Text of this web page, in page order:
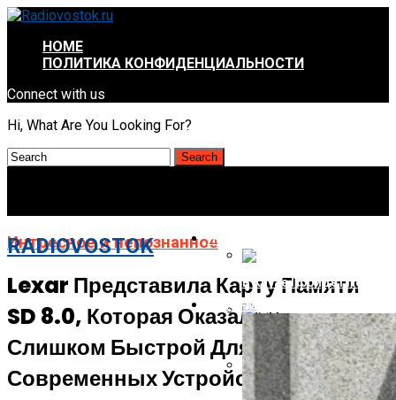
HOME
ПОЛИТИКА КОНФИДЕНЦИАЛЬНОСТИ
Connect with us
Hi, What Are You Looking For?
RADIOVOSTOK ИНТРЕСНОЕ И НЕПОЗНАННОЕ
В Китае Пройдёт
Energizer Выходит На
AMD Отложила Запуск
АВТО-МОТО
Интресное и непознанное
Lexar Представила Карту Памяти
SD 8.0, Которая Оказалась
Слишком Быстрой Для
Современных Устройств